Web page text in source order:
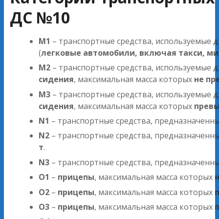
ДС №10
M1 – транспортные средства, используемые
(легковые автомобили, включая такси,
M2 – транспортные средства, используемые
сидения, максимальная масса которых не
M3 – транспортные средства, используемые
сидения, максимальная масса которых
N1 – транспортные средства,
N2 – транспортные средства,
т.
N3 – транспортные средства,
O1 – прицепы, максимальная масса которых
O2 – прицепы, максимальная масса которых
O3 – прицепы, максимальная масса которых